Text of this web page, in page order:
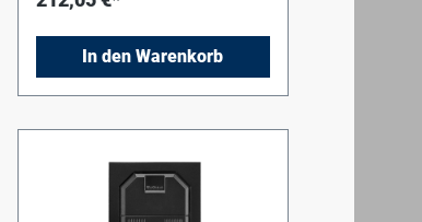
In den Warenkorb